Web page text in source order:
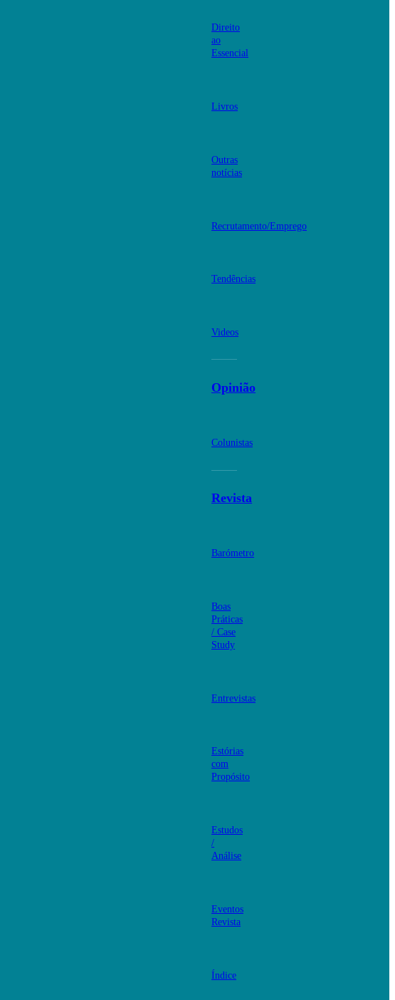
Direito
ao
Essencial
Livros
Outras
notícias
Recrutamento/Emprego
Tendências
Videos
Opinião
Colunistas
Revista
Barómetro
Boas
Práticas
/ Case
Study
Entrevistas
Estórias
com
Propósito
Estudos
/
Análise
Eventos
Revista
Índice